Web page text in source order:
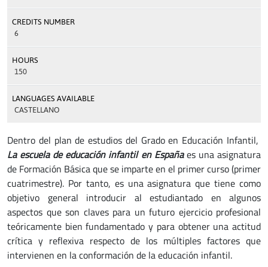
CREDITS NUMBER
6
HOURS
150
LANGUAGES AVAILABLE
CASTELLANO
Dentro del plan de estudios del Grado en Educación Infantil,
La escuela de educación infantil en España es una asignatura
de Formación Básica que se imparte en el primer curso (primer
cuatrimestre). Por tanto, es una asignatura que tiene como
objetivo general introducir al estudiantado en algunos
aspectos que son claves para un futuro ejercicio profesional
teóricamente bien fundamentado y para obtener una actitud
crítica y reflexiva respecto de los múltiples factores que
intervienen en la conformación de la educación infantil.